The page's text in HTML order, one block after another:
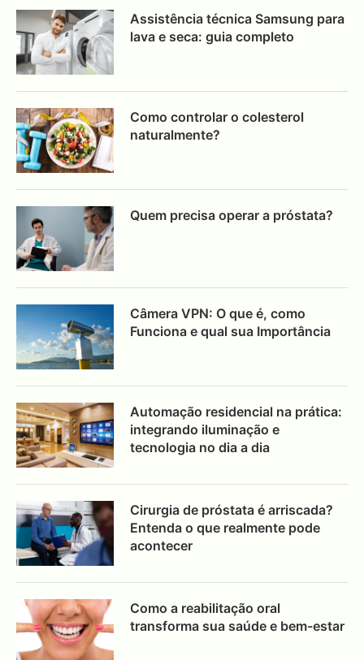
Assistência técnica Samsung para
lava e seca: guia completo
Como controlar o colesterol
naturalmente?
Quem precisa operar a próstata?
Câmera VPN: O que é, como
Funciona e qual sua Importância
Automação residencial na prática:
integrando iluminação e
tecnologia no dia a dia
Cirurgia de próstata é arriscada?
Entenda o que realmente pode
acontecer
Como a reabilitação oral
transforma sua saúde e bem-estar